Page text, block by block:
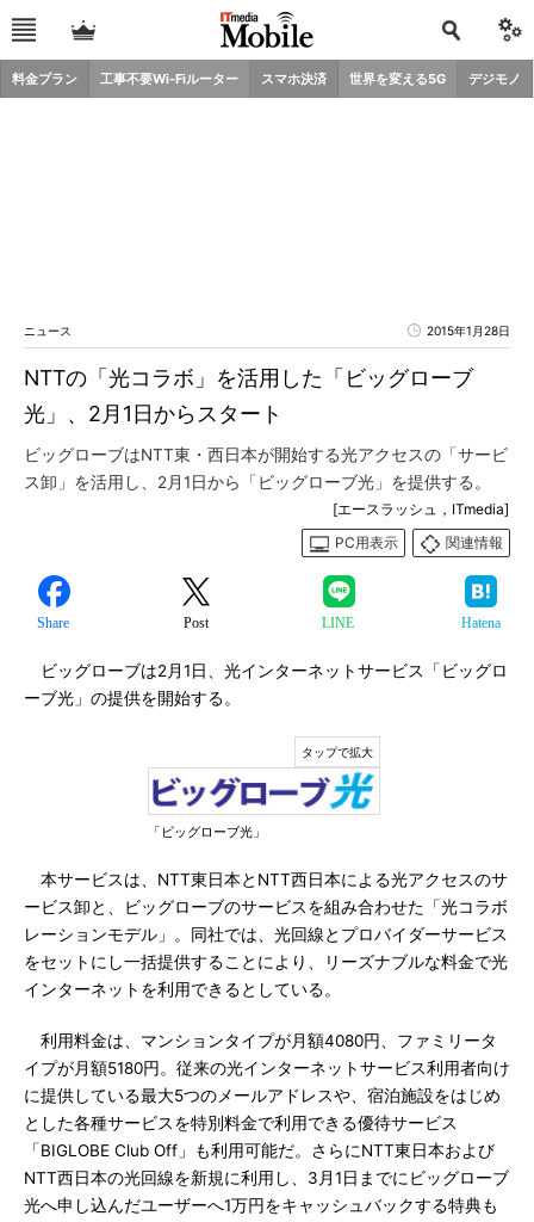
料金プラン 工事不要Wi-Fiルーター スマホ決済 世界を変える5G デジモノ
ニュース 2015年1月28日
NTTの「光コラボ」を活用した「ビッグローブ
光」、2月1日からスタート
ビッグローブはNTT東・西日本が開始する光アクセスの「サービ
ス卸」を活用し、2月1日から「ビッグローブ光」を提供する。
[エースラッシュ，ITmedia]
PC用表示
関連情報
Share Post LINE Hatena
ビッグローブは2月1日、光インターネットサービス「ビッグロ
ーブ光」の提供を開始する。
「ビッグローブ光」
本サービスは、NTT東日本とNTT西日本による光アクセスのサ
ービス卸と、ビッグローブのサービスを組み合わせた「光コラボ
レーションモデル」。同社では、光回線とプロバイダーサービス
をセットにし一括提供することにより、リーズナブルな料金で光
インターネットを利用できるとしている。
利用料金は、マンションタイプが月額4080円、ファミリータ
イプが月額5180円。従来の光インターネットサービス利用者向け
に提供している最大5つのメールアドレスや、宿泊施設をはじめ
とした各種サービスを特別料金で利用できる優待サービス
「BIGLOBE Club Off」も利用可能だ。さらにNTT東日本および
NTT西日本の光回線を新規に利用し、3月1日までにビッグローブ
光へ申し込んだユーザーへ1万円をキャッシュバックする特典も